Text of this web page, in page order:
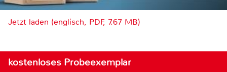
Jetzt laden (englisch, PDF, 7.67 MB)
kostenloses Probeexemplar